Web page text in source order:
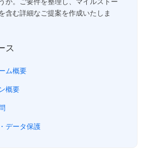
含む詳細なご提案を作成いたしま
ス
ム概要
概要
データ保護